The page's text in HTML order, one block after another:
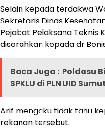
Selain kepada terdakwa
Sekretaris Dinas
Pejabat Pelaksana Teknis
diserahkan kepada dr
Baca Juga : Poldasu
SPKLU di PLN UID Sumut
Arif mengaku tidak tahu
rekanan tersebut.